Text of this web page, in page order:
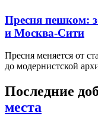
Пресня пешком:
и Москва-Сити
Пресня меняется от
до модернистской
Последние
места